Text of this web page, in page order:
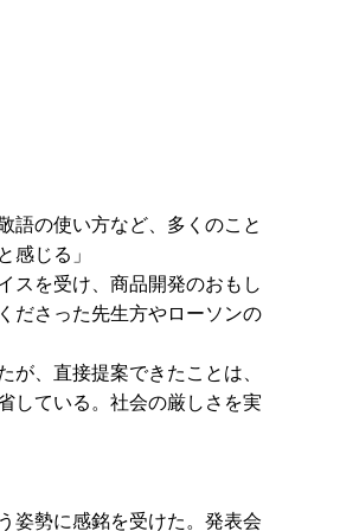
語の使い方など、多くのこと
感じる」
スを受け、商品開発のおもし
ださった先生方やローソンの
、直接提案できたことは、
している。社会の厳しさを実
姿勢に感銘を受けた。発表会